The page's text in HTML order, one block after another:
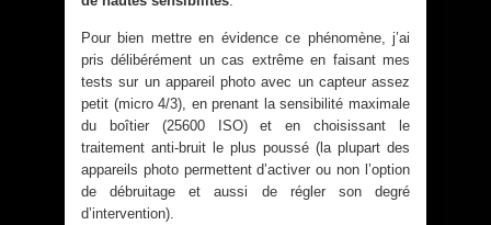
Pour bien mettre en évidence ce phénomène, j’ai
pris délibérément un cas extrême en faisant mes
tests sur un appareil photo avec un capteur assez
petit (micro 4/3), en prenant la sensibilité maximale
du boîtier (25600 ISO) et en choisissant le
traitement anti-bruit le plus poussé (la plupart des
appareils photo permettent d’activer ou non l’option
de débruitage et aussi de régler son degré
d’intervention).